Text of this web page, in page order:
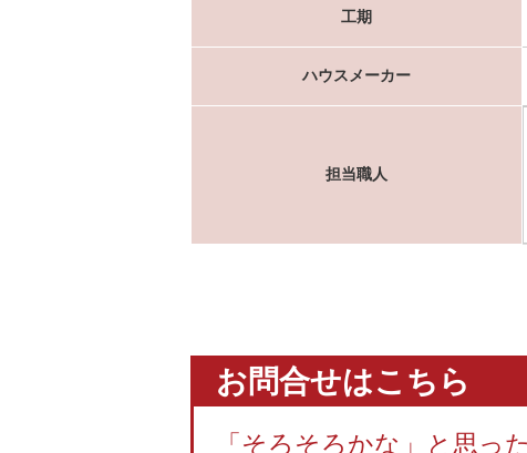
工期
ハウスメーカー
担当職人
お問合せはこちら
「そろそろかな」と思っ